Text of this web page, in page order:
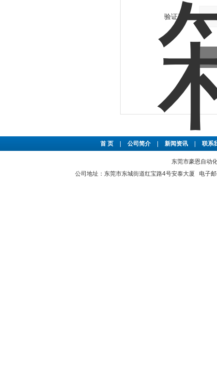
验证码：
首 页 公司简介 新闻资讯 联系
东莞市豪恩自动
公司地址：东莞市东城街道红宝路4号安泰大厦 电子